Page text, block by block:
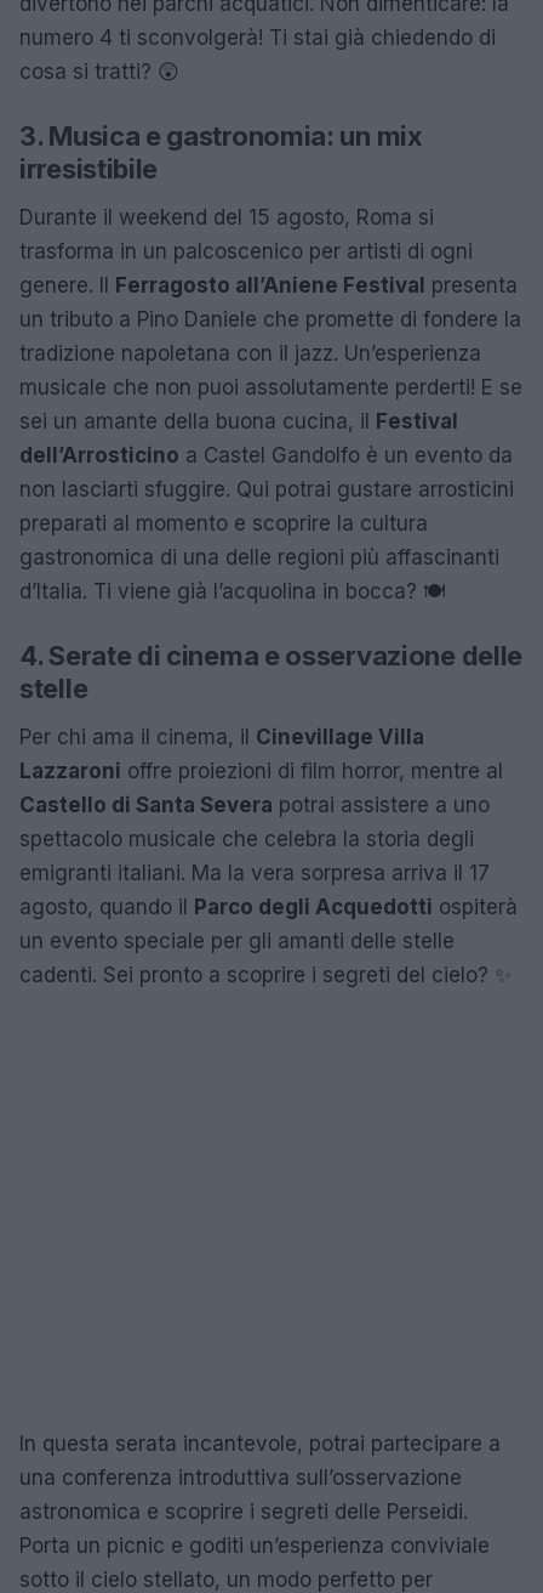
numero 4 ti sconvolgerà! Ti stai già chiedendo di
cosa si tratti? 😲
3. Musica e gastronomia: un mix
irresistibile
Durante il weekend del 15 agosto, Roma si
trasforma in un palcoscenico per artisti di ogni
genere. Il Ferragosto all’Aniene Festival presenta
un tributo a Pino Daniele che promette di fondere la
tradizione napoletana con il jazz. Un’esperienza
musicale che non puoi assolutamente perderti! E se
sei un amante della buona cucina, il Festival
dell’Arrosticino a Castel Gandolfo è un evento da
non lasciarti sfuggire. Qui potrai gustare arrosticini
preparati al momento e scoprire la cultura
gastronomica di una delle regioni più affascinanti
d’Italia. Ti viene già l’acquolina in bocca? 🍽️
4. Serate di cinema e osservazione delle
stelle
Per chi ama il cinema, il Cinevillage Villa
Lazzaroni offre proiezioni di film horror, mentre al
Castello di Santa Severa potrai assistere a uno
spettacolo musicale che celebra la storia degli
emigranti italiani. Ma la vera sorpresa arriva il 17
agosto, quando il Parco degli Acquedotti ospiterà
un evento speciale per gli amanti delle stelle
cadenti. Sei pronto a scoprire i segreti del cielo? ✨
In questa serata incantevole, potrai partecipare a
una conferenza introduttiva sull’osservazione
astronomica e scoprire i segreti delle Perseidi.
Porta un picnic e goditi un’esperienza conviviale
sotto il cielo stellato, un modo perfetto per